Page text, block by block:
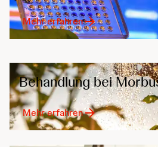
Mehr erfahren
Behandlung bei
Mehr erfahren